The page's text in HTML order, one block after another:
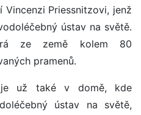
Priessnitzovi, jenž
ústav na světě.
ze země kolem 80
pramenů.
už také v domě, kde
ústav na světě,